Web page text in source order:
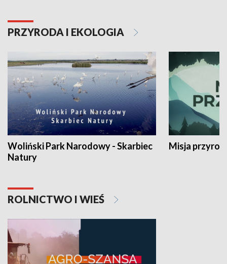
PRZYRODA I EKOLOGIA
Woliński Park Narodowy - Skarbiec
Natury
Misja
ROLNICTWO I WIEŚ